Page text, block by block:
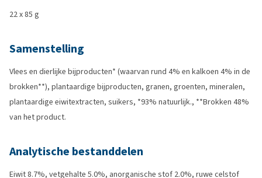
22 x 85 g
Samenstelling
Vlees en dierlijke bijproducten* (waarvan rund 4% en kalkoen 4% in de
brokken**), plantaardige bijproducten, granen, groenten, mineralen,
plantaardige eiwitextracten, suikers, *93% natuurlijk., **Brokken 48%
van het product.
Analytische bestanddelen
Eiwit 8.7%, vetgehalte 5.0%, anorganische stof 2.0%, ruwe celstof